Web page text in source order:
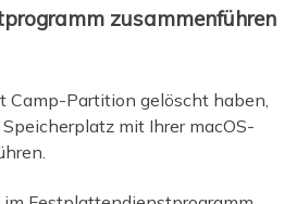
zusammenführen
Camp-Partition gelöscht haben,
mit Ihrer macOS-